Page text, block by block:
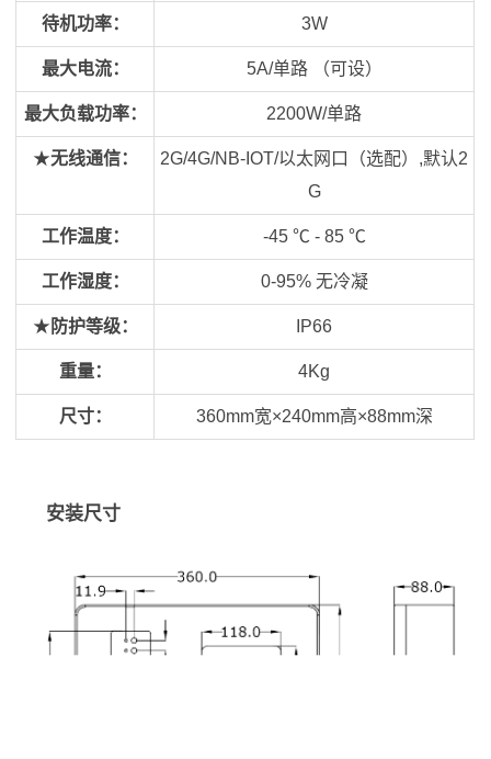
待机功率： 3W
最大电流： 5A/单路 （可设）
最大负载功率： 2200W/单路
★无线通信：
2G/4G/NB-IOT/以太网口（选配）,默认2
G
工作温度： -45 ℃ - 85 ℃
工作湿度： 0-95% 无冷凝
★ 防护等级： IP66
重量： 4Kg
尺寸： 360mm宽×240mm高×88mm深
安装尺寸